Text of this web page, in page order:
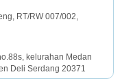
RT/RW 007/002,
kelurahan Medan
Deli Serdang 20371